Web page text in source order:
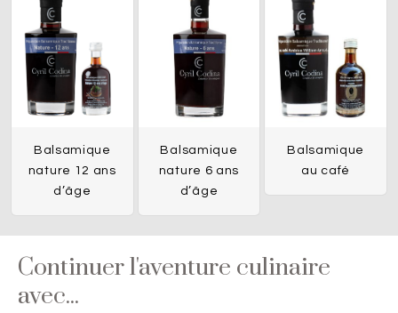
Balsamique
nature 12 ans
d’âge
Balsamique
nature 6 ans
d’âge
Balsamique
au café
Continuer l'aventure culinaire
avec...